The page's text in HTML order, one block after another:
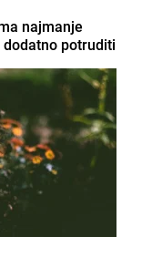
najmanje
potruditi